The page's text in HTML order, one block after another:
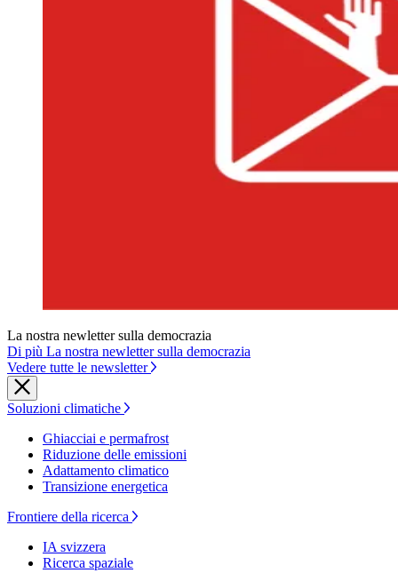
La nostra newletter sulla democrazia
Di più La nostra newletter sulla democrazia
Vedere tutte le newsletter
Soluzioni climatiche
Ghiacciai e permafrost
Riduzione delle emissioni
Adattamento climatico
Transizione energetica
Frontiere della ricerca
IA svizzera
Ricerca spaziale